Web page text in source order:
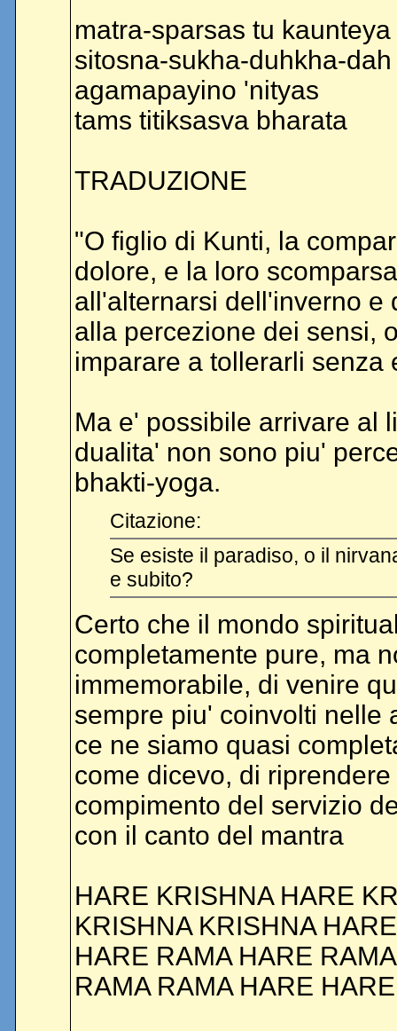
matra-sparsas tu kaunteya
sitosna-sukha-duhkha-dah
agamapayino 'nityas
tams titiksasva bharata
TRADUZIONE
"O figlio di Kunti, la
dolore, e la loro
all'alternarsi dell'inverno e
alla percezione dei sensi,
imparare a tollerarli senza
Ma e' possibile arrivare al
dualita' non sono piu'
bhakti-yoga.
Citazione:
Se esiste il paradiso, o il
e subito?
Certo che il mondo
completamente pure, ma
immemorabile, di venire
sempre piu' coinvolti nelle
ce ne siamo quasi
come dicevo, di
compimento del servizio
con il canto del mantra
HARE KRISHNA HARE
KRISHNA KRISHNA
HARE RAMA HARE RAMA
RAMA RAMA HARE HARE